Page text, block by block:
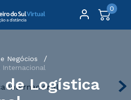
0
Negócios
de Logística